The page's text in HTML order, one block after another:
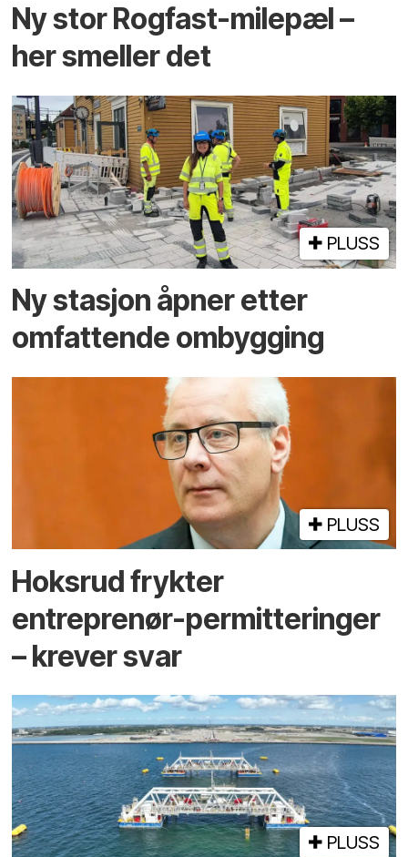
Ny stor Rogfast-milepæl –
her smeller det
PLUSS
Ny stasjon åpner etter
omfattende ombygging
PLUSS
Hoksrud frykter
entreprenør-permitteringer
– krever svar
PLUSS